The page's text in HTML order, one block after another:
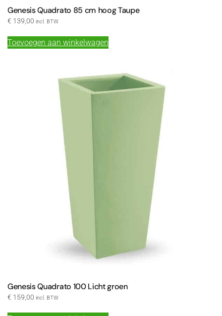
Genesis Quadrato 85 cm hoog Taupe
€ 139,00 incl. BTW
Toevoegen aan winkelwagen
Genesis Quadrato 100 Licht groen
€ 159,00 incl. BTW